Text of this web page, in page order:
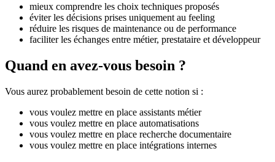
mieux comprendre les choix techniques proposés
éviter les décisions prises uniquement au feeling
réduire les risques de maintenance ou de performance
faciliter les échanges entre métier, prestataire et développeur
Quand en avez-vous besoin ?
Vous aurez probablement besoin de cette notion si :
vous voulez mettre en place assistants métier
vous voulez mettre en place automatisations
vous voulez mettre en place recherche documentaire
vous voulez mettre en place intégrations internes